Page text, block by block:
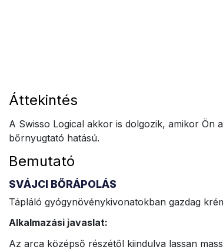
Áttekintés
A Swisso Logical akkor is dolgozik, amikor Ön
bőrnyugtató hatású.
Bemutató
SVÁJCI BŐRÁPOLÁS
Tápláló gyógynövénykivonatokban gazdag
Alkalmazási javaslat:
Az arca középső részétől kiindulva lassan